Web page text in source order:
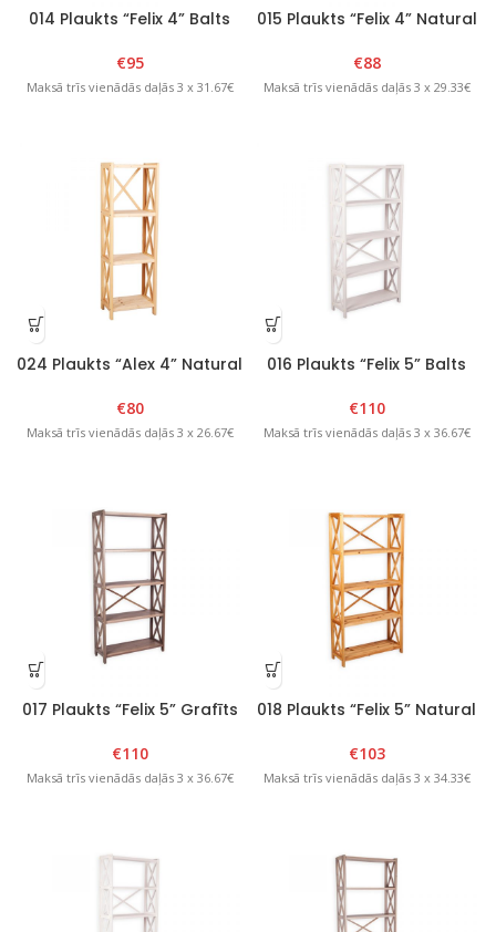
014 Plaukts “Felix 4” Balts
€95
Maksā trīs vienādās daļās 3 x 31.67€
015 Plaukts “Felix 4” Natural
€88
Maksā trīs vienādās daļās 3 x 29.33€
024 Plaukts “Alex 4” Natural
€80
Maksā trīs vienādās daļās 3 x 26.67€
016 Plaukts “Felix 5” Balts
€110
Maksā trīs vienādās daļās 3 x 36.67€
017 Plaukts “Felix 5” Grafīts
€110
Maksā trīs vienādās daļās 3 x 36.67€
018 Plaukts “Felix 5” Natural
€103
Maksā trīs vienādās daļās 3 x 34.33€